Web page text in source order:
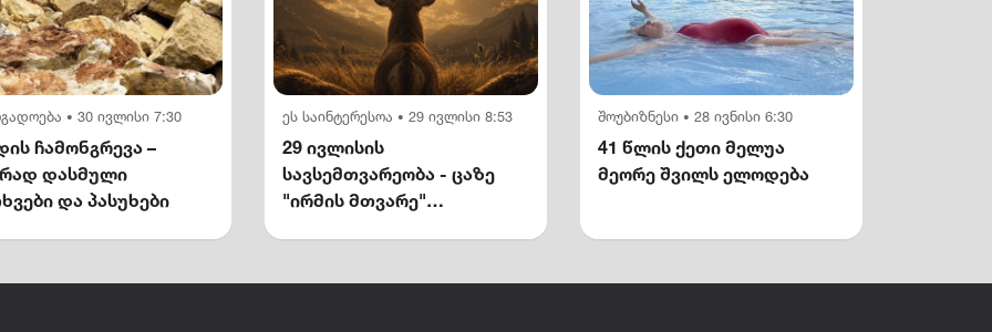
• 30 ივლისი 7:30
ჩამონგრევა –
დასმული
და პასუხები
ეს საინტერესოა • 29 ივლისი 8:53
29 ივლისის
სავსემთვარეობა - ცაზე
"ირმის მთვარე"
შოუბიზნესი • 28 ივნისი 6:30
41 წლის ქეთი მელუა
მეორე შვილს ელოდება